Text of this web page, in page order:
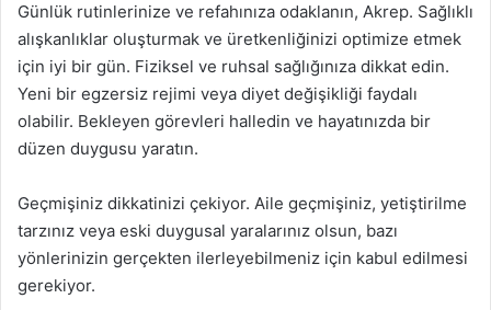
Günlük rutinlerinize ve refahınıza odaklanın, Akrep. Sağlıklı
alışkanlıklar oluşturmak ve üretkenliğinizi optimize etmek
için iyi bir gün. Fiziksel ve ruhsal sağlığınıza dikkat edin.
Yeni bir egzersiz rejimi veya diyet değişikliği faydalı
olabilir. Bekleyen görevleri halledin ve hayatınızda bir
düzen duygusu yaratın.
Geçmişiniz dikkatinizi çekiyor. Aile geçmişiniz, yetiştirilme
tarzınız veya eski duygusal yaralarınız olsun, bazı
yönlerinizin gerçekten ilerleyebilmeniz için kabul edilmesi
gerekiyor.